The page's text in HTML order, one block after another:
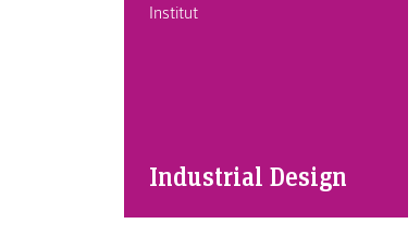
Institut
Industrial Design